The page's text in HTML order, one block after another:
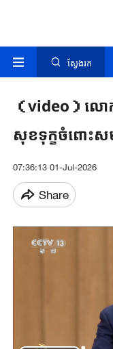
ស្វែងរក
（video）លោ
សុខ​ទុក្ខ​ចំពោះស
07:36:13 01-Jul-2026
Share